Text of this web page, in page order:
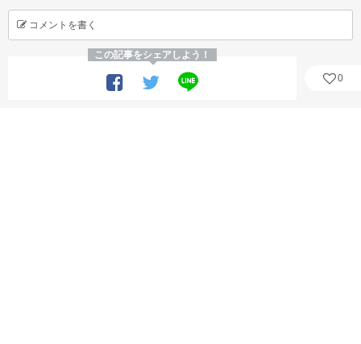
コメントを書く
この記事をシェアしよう！
0